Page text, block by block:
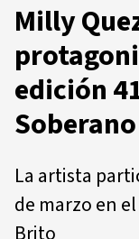
Milly
edición
Soberano
La artista
de marzo en